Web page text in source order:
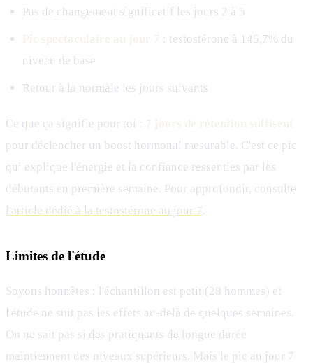
Pas de changement significatif les jours 2 à 5
: testostérone à 145,7% du
niveau de base
Retour à la normale les jours suivants
Ce que ça signifie pour toi :
pour déclencher un boost hormonal mesurable. C'est ce pic
qui explique l'énergie et la confiance ressenties par les
débutants en première semaine. Pour approfondir, consulte
l'article dédié à la testostérone au jour 7.
Limites de l'étude
Soyons honnêtes : l'échantillon est petit (28 hommes) et
l'étude ne suit pas les effets au-delà de quelques semaines.
On ne sait pas si des pratiquants de longue durée
maintiennent des niveaux supérieurs. Mais le pic au jour 7